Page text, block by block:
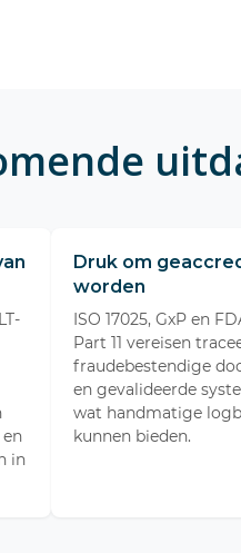
in
Druk om
worden
ISO 17025, GxP en
Part 11 vereisen
fraudebestendige
en gevalideerde
wat handmatige
kunnen bieden.